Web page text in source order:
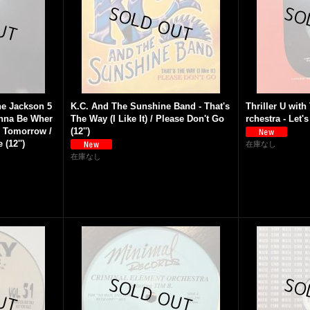
Jackson 5
Be Wher
Tomorrow /
(12'')
K.C. And The Sunshine Band - That's
The Way (I Like It) / Please Don't Go
(12'')
在庫なし
Thriller U with
rchestra -
在庫なし